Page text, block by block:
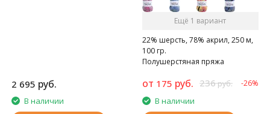
2 695 руб.
В наличии
Ещё 1 вариант
22% шерсть, 78% акрил, 250 м,
100 гр.
Полушерстяная пряжа
от 175 руб. 236руб. -26%
В наличии